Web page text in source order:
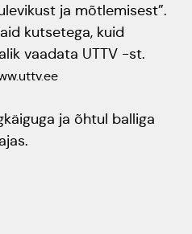
tantsib
2023
ja mõtlemisest”.
kutsetega, kuid
vaadata UTTV -st.
ja õhtul balliga